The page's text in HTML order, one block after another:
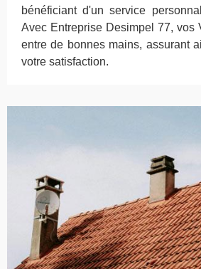
bénéficiant d'un service
Avec Entreprise Desimpel 77, vos
entre de bonnes mains, assurant
votre satisfaction.